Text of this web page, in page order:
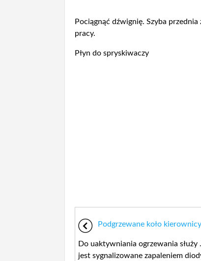
Pociągnąć dźwignię. Szyba
pracy.
Płyn do spryskiwaczy
Podgrzewane koło kierownicy
Do uaktywniania ogrzewania służy
jest sygnalizowane zapaleniem